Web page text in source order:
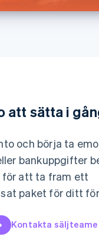
att sätta i
och börja ta
bankuppgifter
för att ta fram ett
paket för ditt
Kontakta